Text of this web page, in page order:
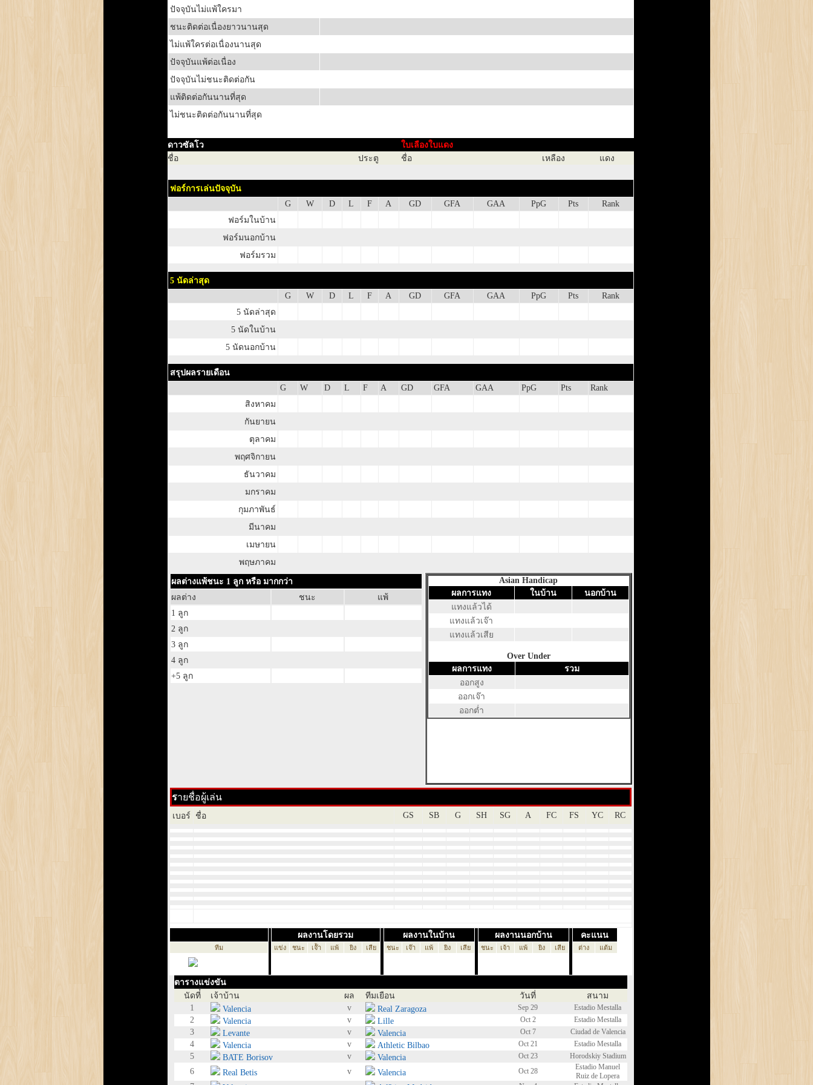
ปัจจุบันไม่แพ้ใครมา
ชนะติดต่อเนื่องยาวนานสุด
ไม่แพ้ใครต่อเนื่องนานสุด
ปัจจุบันแพ้ต่อเนื่อง
ปัจจุบันไม่ชนะติดต่อกัน
แพ้ติดต่อกันนานที่สุด
ไม่ชนะติดต่อกันนานที่สุด
ดาวซัลโว
ชื่อ
ประตู
ใบเลืองใบแดง
ชื่อ
เหลือง แดง
ฟอร์การเล่นปัจจุบัน
G
W D L F A GD GFA GAA PpG Pts
Rank
ฟอร์มในบ้าน
ฟอร์มนอกบ้าน
ฟอร์มรวม
5 นัดล่าสุด
G
W D L F A GD GFA GAA PpG Pts
Rank
5 นัดล่าสุด
5 นัดในบ้าน
5 นัดนอกบ้าน
สรุปผลรายเดือน
G
W D L F A GD GFA GAA PpG Pts
Rank
สิงหาคม
กันยายน
ตุลาคม
พฤศจิกายน
ธันวาคม
มกราคม
กุมภาพันธ์
มีนาคม
เมษายน
พฤษภาคม
ผลต่างแพ้ชนะ 1 ลูก หรือ มากกว่า
ผลต่าง
ชนะ
แพ้
1 ลูก
2 ลูก
3 ลูก
4 ลูก
+5 ลูก
Asian Handicap
ผลการแทง
ในบ้าน
นอกบ้าน
แทงแล้วได้
แทงแล้วเจ๊า
แทงแล้วเสีย
OverUnder
ผลการแทง
รวม
ออกสูง
ออกเจ๊า
ออกต่ำ
รายชื่อผู้เล่น
เบอร์ ชื่อ GS SB G SH SG A FC FS YC RC
ผลงานโดยรวม ผลงานในบ้าน ผลงานนอกบ้าน คะแนน
ทีม แข่ง ชนะ เจ๊้า แพ้ ยิง เสีย ชนะ เจ๊า แพ้ ยิง เสีย ชนะ เจ้า แพ้ ยิง เสีย ต่าง แต้ม
ตารางแข่งขัน
นัดที่์่
เจ้าบ้าน ผล ทีมเยือน วันที่
สนาม
1
Valencia v Real Zaragoza Sep 29 Estadio Mestalla
2 Valencia v Lille Oct 2 Estadio Mestalla
3 Levante v Valencia Oct 7 Ciudad de Valencia
4 Valencia v Athletic Bilbao Oct 21 Estadio Mestalla
5 BATE Borisov v Valencia Oct 23 Horodskiy Stadium
6 Real Betis v Valencia Oct 28
Estadio Manuel
Ruiz de Lopera